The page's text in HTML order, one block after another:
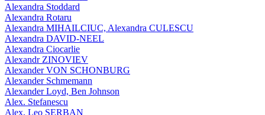
Alexandra Stoddard
Alexandra Rotaru
Alexandra MIHAILCIUC, Alexandra CULESCU
Alexandra DAVID-NEEL
Alexandra Ciocarlie
Alexandr ZINOVIEV
Alexander VON SCHONBURG
Alexander Schmemann
Alexander Loyd, Ben Johnson
Alex. Stefanescu
Alex. Leo SERBAN